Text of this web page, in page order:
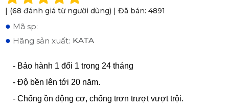
| (68 đánh giá từ người dùng) | Đã bán: 4891
● Mã sp:
● Hãng sản xuất: KATA
- Bảo hành 1 đổi 1 trong 24 tháng
- Độ bền lên tới 20 năm.
- Chống ồn động cơ, chống trơn trượt vượt trội.